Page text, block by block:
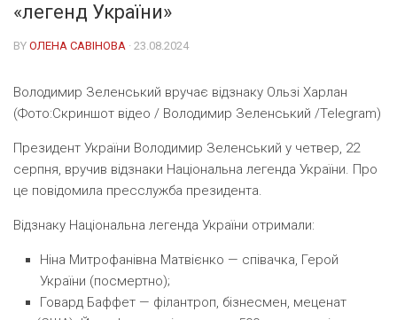
«легенд України»
BY ОЛЕНА САВІНОВА · 23.08.2024
Володимир Зеленський вручає відзнаку Ользі Харлан
(Фото:Скриншот відео / Володимир Зеленський /Telegram)
Президент України Володимир Зеленський у четвер, 22
серпня, вручив відзнаки Національна легенда України. Про
це повідомила пресслужба президента.
Відзнаку Національна легенда України отримали:
Ніна Митрофанівна Матвієнко — співачка, Герой
України (посмертно);
Говард Баффет — філантроп, бізнесмен, меценат